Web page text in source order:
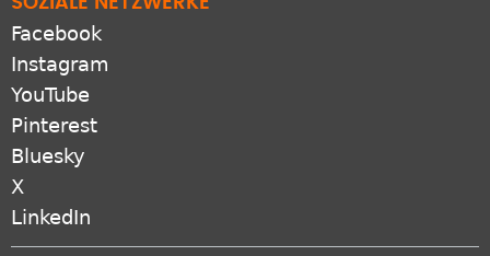
Facebook
Instagram
YouTube
Pinterest
Bluesky
X
LinkedIn